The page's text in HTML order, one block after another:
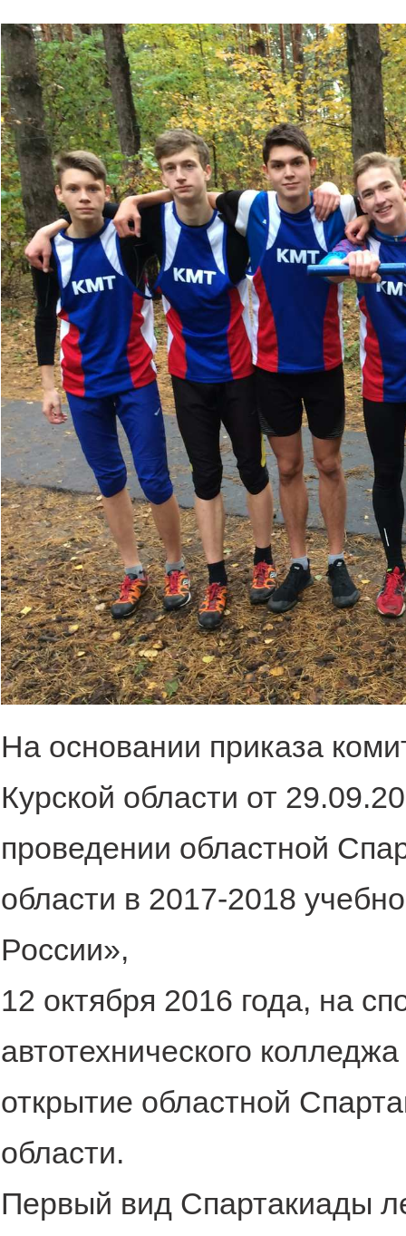
На основании приказа
Курской области от
проведении областной
области в 2017-2018
России»,
12 октября 2016 года, на
автотехнического
открытие областной
области.
Первый вид Спартакиады